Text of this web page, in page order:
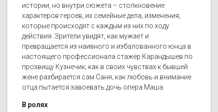
истории, но внутри сюжета – столкновение
характеров героев, их семейные дела, изменения,
которые происходят с каждым из них по ходу
действия. Зрители увидят, как мужает и
превращается из наивного и избалованного юнца в
настоящего профессионала стажёр Карандышев по
прозвищу Кузнечик; как в своих чувствах к бывшей
жене разбирается сам Саня; как любовь и внимание
отца пытается завоевать дочь опера Маша.
В ролях